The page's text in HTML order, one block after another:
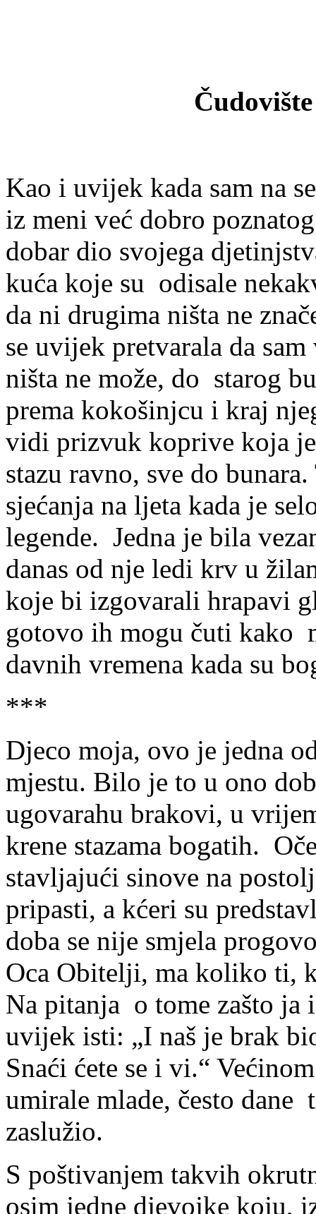
Kao i uvijek kada sam na
iz meni već dobro
dobar dio svojega
kuća koje su odisale
da ni drugima ništa ne
se uvijek pretvarala da
ništa ne može, do starog
prema kokošinjcu i kraj
vidi prizvuk koprive koja
stazu ravno, sve do
sjećanja na ljeta kada je
legende. Jedna je bila
danas od nje ledi krv u
koje bi izgovarali hrapavi
gotovo ih mogu čuti kako
davnih vremena kada su
***
Djeco moja, ovo je jedna
mjestu. Bilo je to u ono
ugovarahu brakovi, u
krene stazama bogatih.
stavljajući sinove na
pripasti, a kćeri su
doba se nije smjela
Oca Obitelji, ma koliko ti,
Na pitanja o tome zašto
uvijek isti: „I naš je brak
Snaći ćete se i vi.“
umirale mlade, često dane
zaslužio.
S poštivanjem takvih
osim jedne djevojke koju,